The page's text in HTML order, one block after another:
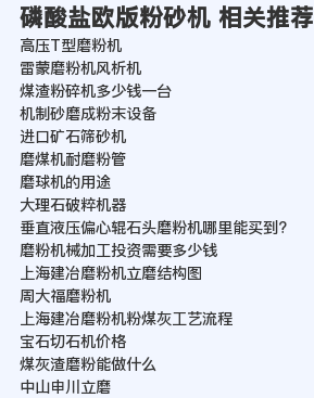
磷酸盐欧版粉砂机 相关推荐
高压T型磨粉机
雷蒙磨粉机风析机
煤渣粉碎机多少钱一台
机制砂磨成粉末设备
进口矿石筛砂机
磨煤机耐磨粉管
磨球机的用途
大理石破粹机器
垂直液压偏心辊石头磨粉机哪里能买到?
磨粉机械加工投资需要多少钱
上海建冶磨粉机立磨结构图
周大福磨粉机
上海建冶磨粉机粉煤灰工艺流程
宝石切石机价格
煤灰渣磨粉能做什么
中山申川立磨